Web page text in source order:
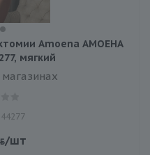
Amoena АМОЕНА
мягкий
/шт